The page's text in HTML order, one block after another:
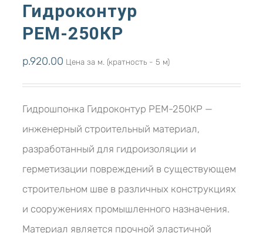
Гидроконтур
РЕМ-250КР
р.920.00 Цена за м. (кратность - 5 м)
Гидрошпонка Гидроконтур РЕМ-250КР —
инженерный строительный материал,
разработанный для гидроизоляции и
герметизации повреждений в существующем
строительном шве в различных конструкциях
и сооружениях промышленного назначения.
Материал является прочной эластичной